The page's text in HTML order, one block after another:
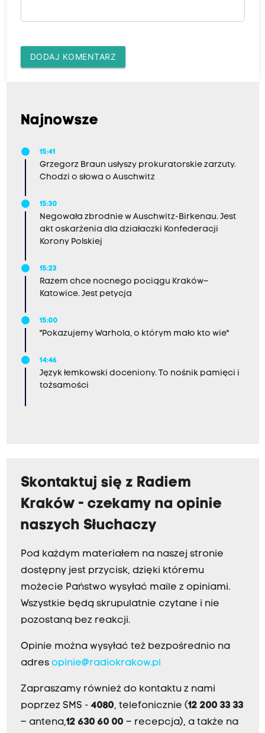
DODAJ KOMENTARZ
Najnowsze
15:41
Grzegorz Braun usłyszy prokuratorskie zarzuty.
Chodzi o słowa o Auschwitz
15:30
Negowała zbrodnie w Auschwitz-Birkenau. Jest
akt oskarżenia dla działaczki Konfederacji
Korony Polskiej
15:23
Razem chce nocnego pociągu Kraków–
Katowice. Jest petycja
15:00
"Pokazujemy Warhola, o którym mało kto wie"
14:46
Język łemkowski doceniony. To nośnik pamięci i
tożsamości
Skontaktuj się z Radiem
Kraków - czekamy na opinie
naszych Słuchaczy
Pod każdym materiałem na naszej stronie
dostępny jest przycisk, dzięki któremu
możecie Państwo wysyłać maile z opiniami.
Wszystkie będą skrupulatnie czytane i nie
pozostaną bez reakcji.
Opinie można wysyłać też bezpośrednio na
adres opinie@radiokrakow.pl
Zapraszamy również do kontaktu z nami
poprzez SMS - 4080, telefonicznie (12 200 33 33
– antena,12 630 60 00 – recepcja), a także na